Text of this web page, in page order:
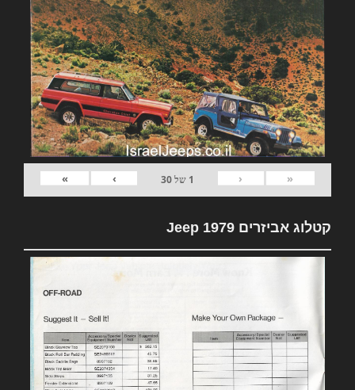
«
‹
1 של30
›
»
קטלוג אביזרים 1979 Jeep